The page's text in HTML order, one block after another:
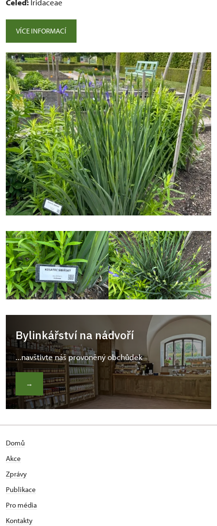
Čeleď: Iridaceae
VÍCE INFORMACÍ
Bylinkářství na nádvoří
...navštivte náš provoněný obchůdek
→
Domů
Akce
Zprávy
Publikace
Pro média
Kontakty